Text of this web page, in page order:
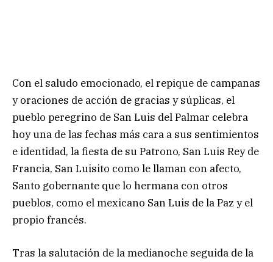
Con el saludo emocionado, el repique de campanas
y oraciones de acción de gracias y súplicas, el
pueblo peregrino de San Luis del Palmar celebra
hoy una de las fechas más cara a sus sentimientos
e identidad, la fiesta de su Patrono, San Luis Rey de
Francia, San Luisito como le llaman con afecto,
Santo gobernante que lo hermana con otros
pueblos, como el mexicano San Luis de la Paz y el
propio francés.
Tras la salutación de la medianoche seguida de la